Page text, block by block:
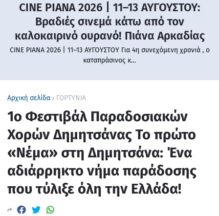
CINE PIANA 2026 | 11–13 ΑΥΓΟΥΣΤΟΥ:
Βραδιές σινεμά κάτω από τον
καλοκαιρινό ουρανό! Πιάνα Αρκαδίας
CINE PIANA 2026 | 11–13 ΑΥΓΟΥΣΤΟΥ Για 4η συνεχόμενη χρονιά , ο
καταπράσινος κ…
Αρχική σελίδα ΓΟΡΤΥΝΙΑ
1ο Φεστιβάλ Παραδοσιακών
Χορών Δημητσάνας Το πρώτο
«Νέμα» στη Δημητσάνα: Ένα
αδιάρρηκτο νήμα παράδοσης
που τύλιξε όλη την Ελλάδα!